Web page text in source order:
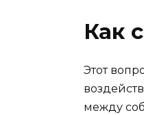
Как
Этот
между